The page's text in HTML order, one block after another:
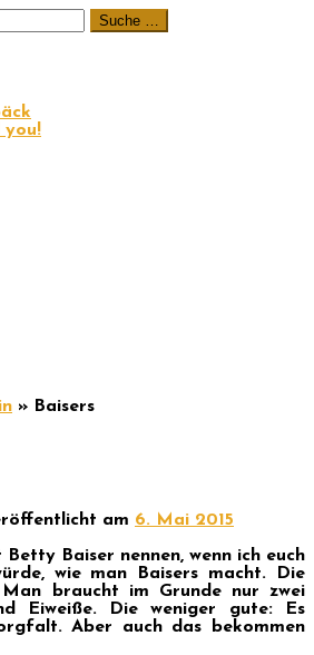
Suche …
you!
» Baisers
am 6. Mai 2015
Baiser nennen, wenn ich euch
wie man Baisers macht. Die
braucht im Grunde nur zwei
Eiweiße. Die weniger gute: Es
Aber auch das bekommen